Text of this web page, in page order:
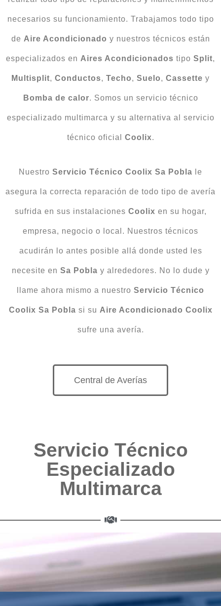
necesarios su funcionamiento. Trabajamos todo tipo
de Aire Acondicionado y nuestros técnicos están
especializados en Aires Acondicionados tipo Split,
Multisplit, Conductos, Techo, Suelo, Cassette y
Bomba de calor. Somos un servicio técnico
especializado multimarca y su alternativa al servicio
técnico oficial Coolix.
Nuestro Servicio Técnico Coolix Sa Pobla le
asegura la correcta reparación de todo tipo de avería
sufrida en sus instalaciones Coolix en su hogar,
empresa, negocio o local. Nuestros técnicos
acudirán lo antes posible allá donde usted les
necesite en Sa Pobla y alrededores. No lo dude y
llame ahora mismo a nuestro Servicio Técnico
Coolix Sa Pobla si su Aire Acondicionado Coolix
sufre una avería.
Central de Averías
Servicio Técnico
Especializado
Multimarca